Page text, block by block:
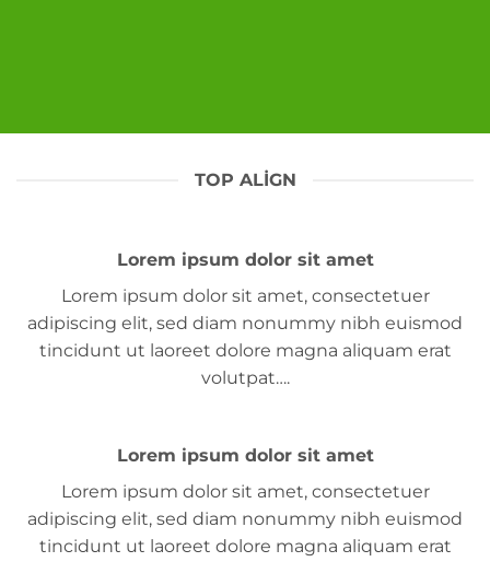
TOP ALIGN
Lorem ipsum dolor sit amet
Lorem ipsum dolor sit amet, consectetuer
adipiscing elit, sed diam nonummy nibh euismod
tincidunt ut laoreet dolore magna aliquam erat
volutpat….
Lorem ipsum dolor sit amet
Lorem ipsum dolor sit amet, consectetuer
adipiscing elit, sed diam nonummy nibh euismod
tincidunt ut laoreet dolore magna aliquam erat